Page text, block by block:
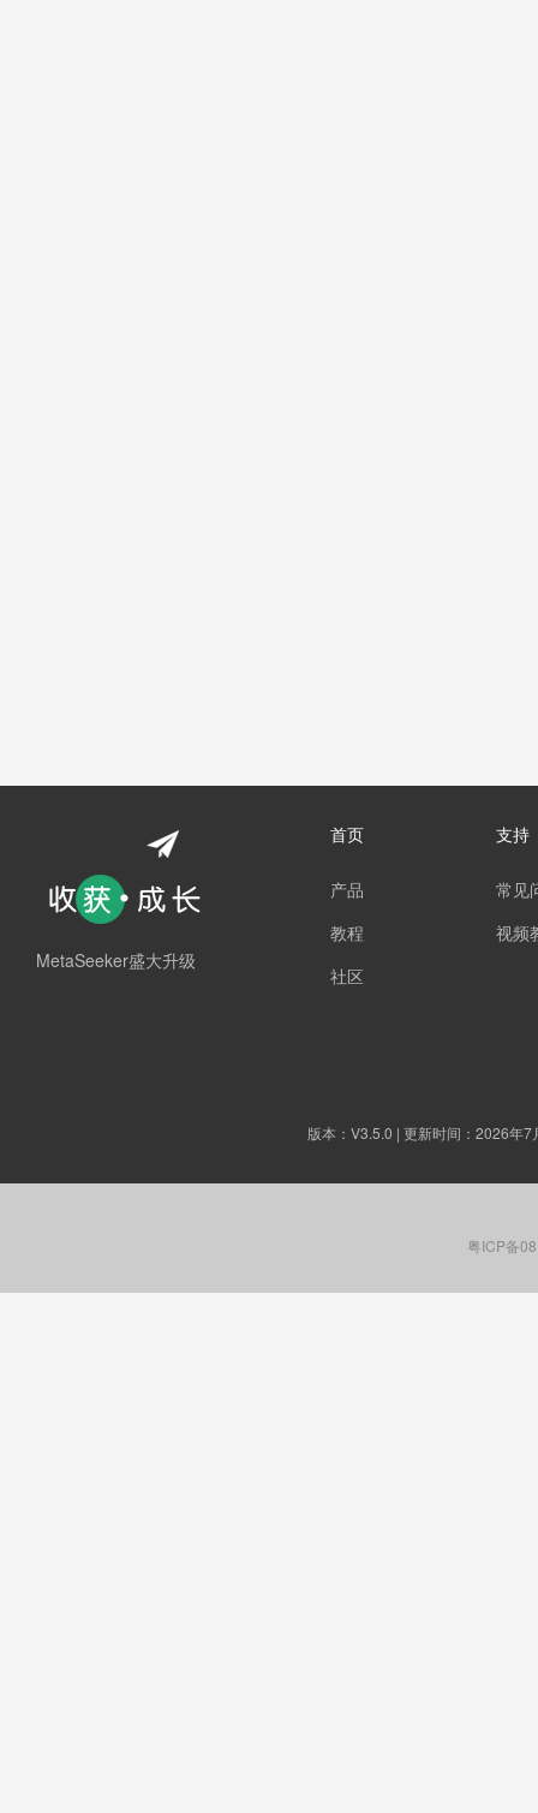
MetaSeeker盛大升级
首页
产品
教程
社区
支持
常见
视频
版本： V3.5.0 | 更新时间：2026年
粤ICP备